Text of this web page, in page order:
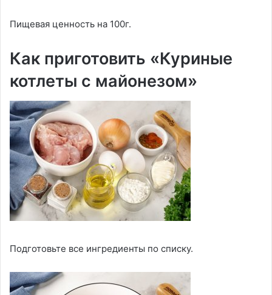
Пищевая ценность на 100г.
Как приготовить «Куриные
котлеты с майонезом»
Подготовьте все ингредиенты по списку.